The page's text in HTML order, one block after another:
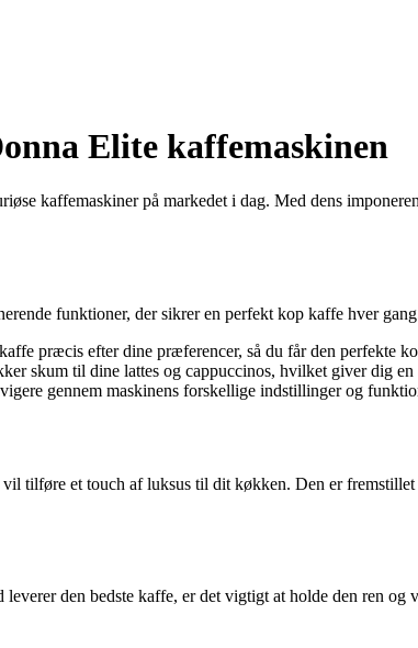
Elite kaffemaskinen
kaffemaskiner på markedet i dag. Med dens
funktioner, der sikrer en perfekt kop kaffe hver
præcis efter dine præferencer, så du får den perfekte
skum til dine lattes og cappuccinos, hvilket giver dig
gennem maskinens forskellige indstillinger og
tilføre et touch af luksus til dit køkken. Den er
den bedste kaffe, er det vigtigt at holde den ren